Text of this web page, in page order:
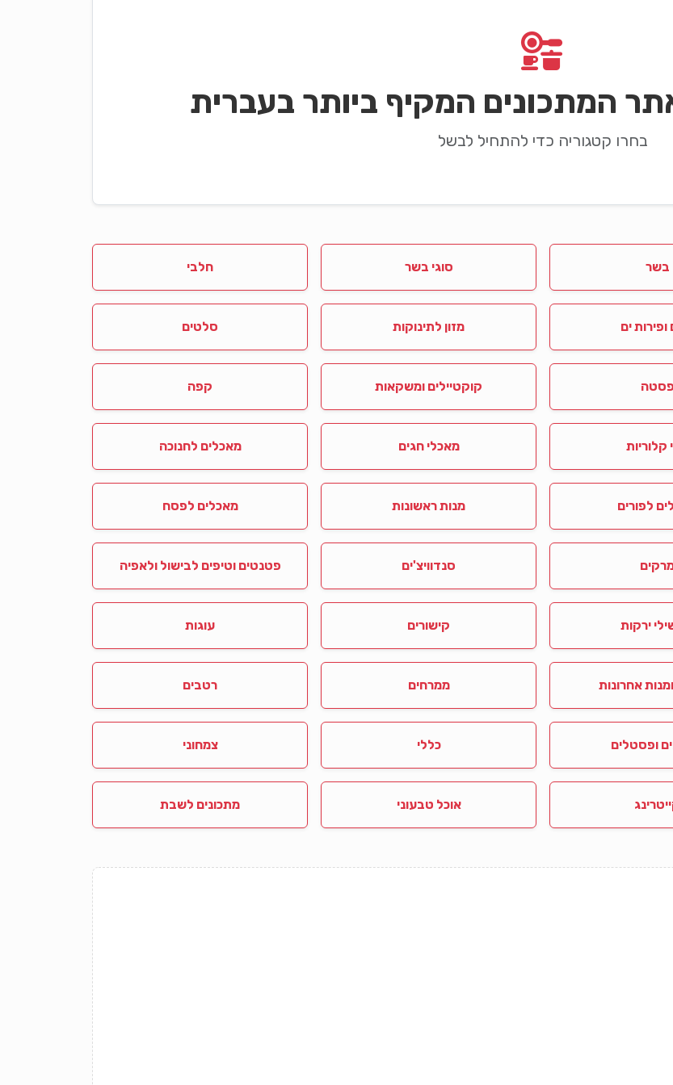
המתכונים המקיף ביותר בעברית
בחרו קטגוריה כדי להתחיל לבשל
בשר סוגי בשר חלבי
ופירות ים מזון לתינוקות סלטים
פסטה קוקטיילים ומשקאות קפה
קלוריות מאכלי חגים מאכלים לחנוכה
לפורים מנות ראשונות מאכלים לפסח
סנדוויצ'ים פטנטים וטיפים לבישול ולאפיה
ירקות קישורים עוגות
אחרונות ממרחים רטבים
ופסטלים כללי צמחוני
אוכל טבעוני מתכונים לשבת